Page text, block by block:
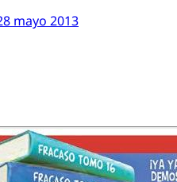
mayo 2013